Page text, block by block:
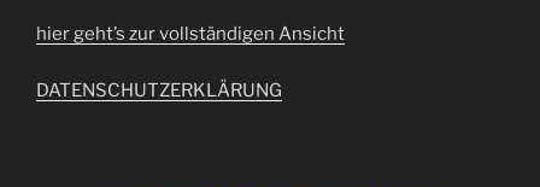
hier geht’s zur vollständigen Ansicht
DATENSCHUTZERKLÄRUNG